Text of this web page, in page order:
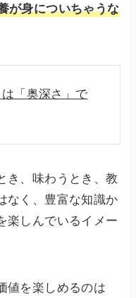
が身についちゃうな
「奥深さ」で
き、味わうとき、教
なく、豊富な知識か
楽しんでいるイメー
値を楽しめるのは